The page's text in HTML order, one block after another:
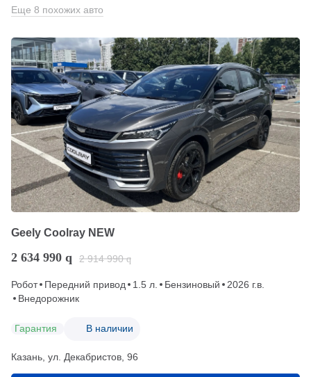
Еще 8 похожих авто
Geely Coolray NEW
2 634 990 q 2 914 990 q
Робот Передний привод 1.5 л. Бензиновый
2026 г.в.
Внедорожник
Гарантия В наличии
Казань, ул. Декабристов, 96